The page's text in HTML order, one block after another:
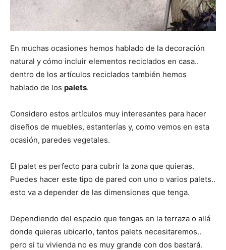
En muchas ocasiones hemos hablado de la decoración
natural y cómo incluir elementos reciclados en casa..
dentro de los artículos reciclados también hemos
hablado de los palets.
Considero estos artículos muy interesantes para hacer
diseños de muebles, estanterías y, como vemos en esta
ocasión, paredes vegetales.
El palet es perfecto para cubrir la zona que quieras.
Puedes hacer este tipo de pared con uno o varios palets..
esto va a depender de las dimensiones que tenga.
Dependiendo del espacio que tengas en la terraza o allá
donde quieras ubicarlo, tantos palets necesitaremos..
pero si tu vivienda no es muy grande con dos bastará.